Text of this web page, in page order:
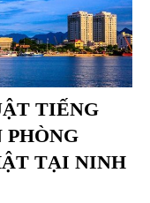
TIẾNG
TẠI NINH